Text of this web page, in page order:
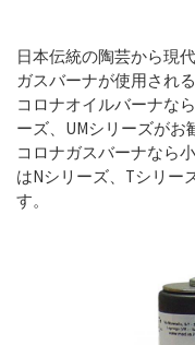
日本伝統の陶芸から現
ガスバーナが使用され
コロナオイルバーナな
ーズ、UMシリーズがお
コロナガスバーナなら
はNシリーズ、Tシリー
す。